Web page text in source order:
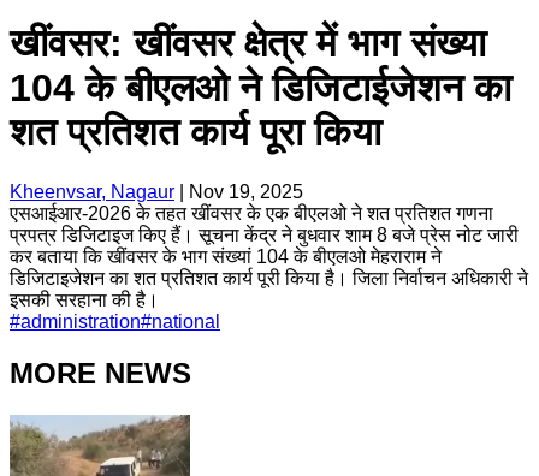
खींवसर: खींवसर क्षेत्र में भाग संख्या
104 के बीएलओ ने डिजिटाईजेशन का
शत प्रतिशत कार्य पूरा किया
Kheenvsar, Nagaur
Nov 19, 2025
एसआईआर-2026 के तहत खींवसर के एक बीएलओ ने शत प्रतिशत गणना
प्रपत्र डिजिटाइज किए हैं। सूचना केंद्र ने बुधवार शाम 8 बजे प्रेस नोट जारी
कर बताया कि खींवसर के भाग संख्यां 104 के बीएलओ मेहराराम ने
डिजिटाइजेशन का शत प्रतिशत कार्य पूरी किया है। जिला निर्वाचन अधिकारी ने
इसकी सरहाना की है।
#administration#national
MORE NEWS